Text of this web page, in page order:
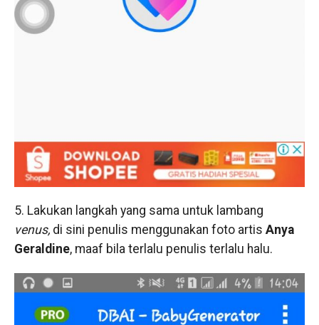
5. Lakukan langkah yang sama untuk lambang
venus, di sini penulis menggunakan foto artis Anya
Geraldine, maaf bila terlalu penulis terlalu halu.